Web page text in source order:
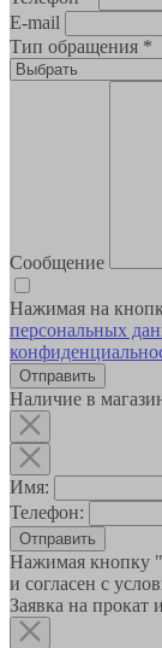
E-mail
Тип обращения *
Сообщение
Нажимая на
персональных
Наличие в
Имя:
Телефон:
Отправить
Нажимая кнопку
и согласен с
Заявка на прокат